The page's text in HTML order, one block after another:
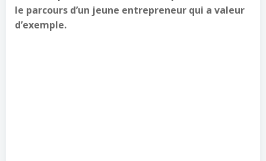
le parcours d’un jeune entrepreneur qui a valeur
d’exemple.